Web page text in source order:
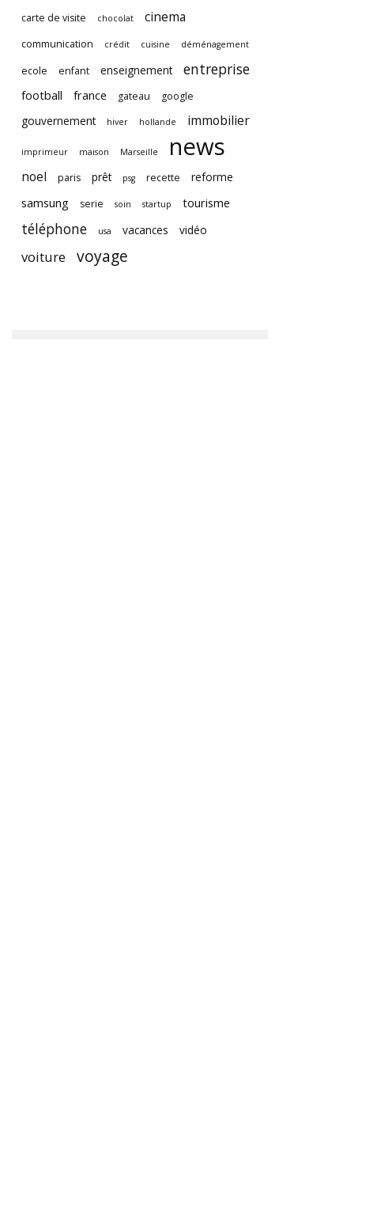
carte de visite chocolat cinema
communication crédit cuisine déménagement
ecole enfant enseignement entreprise
football france gateau google
gouvernement hiver hollande immobilier
imprimeur maison Marseille news
noel paris prêt psg recette reforme
samsung serie soin startup tourisme
téléphone usa vacances vidéo
voiture voyage